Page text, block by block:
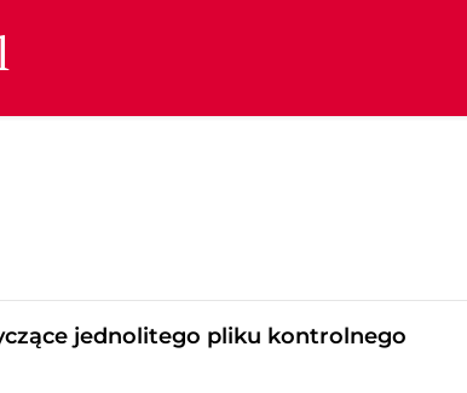
jednolitego pliku kontrolnego